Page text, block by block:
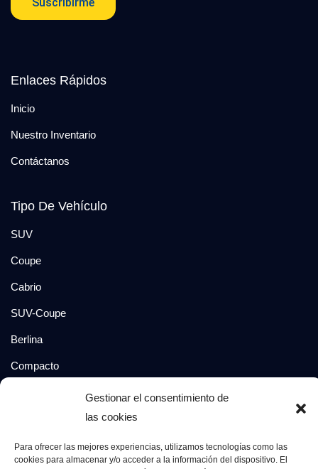
Gestionar el consentimiento de
las cookies
Para ofrecer las mejores experiencias, utilizamos tecnologías como las
cookies para almacenar y/o acceder a la información del dispositivo. El
Enlaces Rápidos
Inicio
Nuestro Inventario
Contáctanos
Tipo De Vehículo
SUV
Coupe
Cabrio
SUV-Coupe
Berlina
Compacto